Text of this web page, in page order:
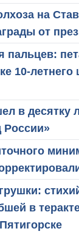
на
от
пальцев:
10-
в десятку
России»
в